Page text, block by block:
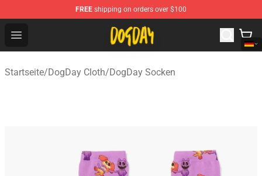
FREE shipping on orders over $100
Open menu
DogDay Store - Official DogDay Merchandise Shop
Startseite/DogDay Cloth/DogDay Socken